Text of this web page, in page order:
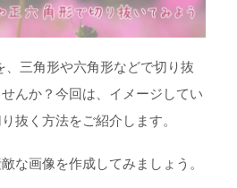
、三角形や六角形などで切り抜
んか？今回は、イメージしてい
抜く方法をご紹介します。
な画像を作成してみましょう。